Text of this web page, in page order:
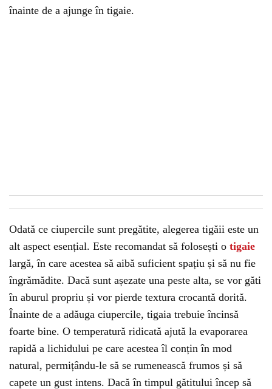
înainte de a ajunge în tigaie.
Odată ce ciupercile sunt pregătite, alegerea tigăii este un
alt aspect esențial. Este recomandat să folosești o tigaie
largă, în care acestea să aibă suficient spațiu și să nu fie
îngrămădite. Dacă sunt așezate una peste alta, se vor găti
în aburul propriu și vor pierde textura crocantă dorită.
Înainte de a adăuga ciupercile, tigaia trebuie încinsă
foarte bine. O temperatură ridicată ajută la evaporarea
rapidă a lichidului pe care acestea îl conțin în mod
natural, permițându-le să se rumenească frumos și să
capete un gust intens. Dacă în timpul gătitului încep să